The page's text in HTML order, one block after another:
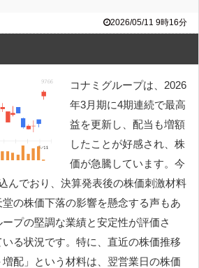
2026/05/11 9時16分
コナミグループは、2026
年3月期に4期連続で最高
益を更新し、配当も増額
したことが好感され、株
価が急騰しています。今
んでおり、決算発表後の株価刺激材料
の株価下落の影響を懸念する声もあ
プの堅調な業績と安定性が評価さ
る状況です。特に、直近の株価推移
配」という材料は、翌営業日の株価